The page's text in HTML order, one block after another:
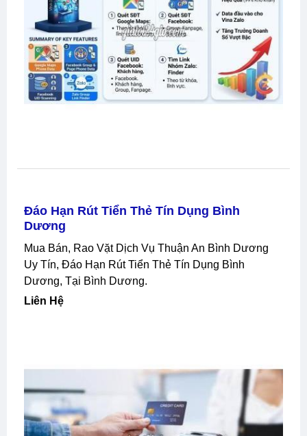
Đáo Hạn Rút Tiển Thẻ Tín Dụng Bình
Dương
Mua Bán, Rao Vặt Dịch Vụ Thuận An Bình Dương
Uy Tín, Đáo Hạn Rút Tiển Thẻ Tín Dụng Bình
Dương, Tại Bình Dương.
Liên Hệ